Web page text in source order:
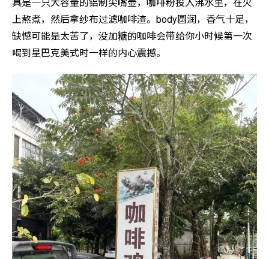
具是一只大容量的铝制尖嘴壶，咖啡粉投入沸水里，在火
上熬煮，然后拿纱布过滤咖啡渣。body圆润，香气十足，
缺憾可能是太苦了，没加糖的咖啡会带给你小时候第一次
喝到星巴克美式时一样的内心震撼。